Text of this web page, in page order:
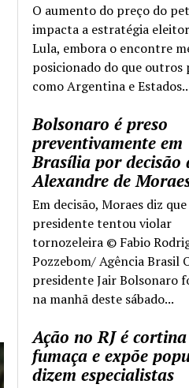
O aumento do preço do
impacta a estratégia
Lula, embora o encontre
posicionado do que outros
como Argentina e
Bolsonaro é preso
preventivamente em
Brasília por decisão
Alexandre de
Em decisão, Moraes diz
presidente tentou violar
tornozeleira © Fabio
Pozzebom/ Agência Brasil
presidente Jair Bolsonaro
na manhã deste sábado...
Ação no RJ é
fumaça e expõe
dizem especialistas